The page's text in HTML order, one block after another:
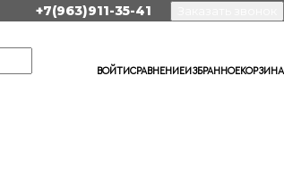
+7(963)911-35-41
ВОЙТИСРАВНЕНИЕИЗБРАННОЕКОРЗИНА